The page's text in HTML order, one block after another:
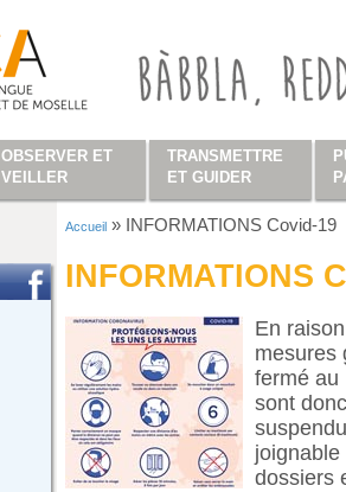
Accueil » INFORMATIONS Covid-19
INFORMATIONS
En
mesures
fermé au
sont
dossiers
OBSERVER ET
VEILLER
TRANSMETTRE
ET GUIDER